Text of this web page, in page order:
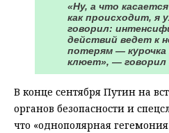
«Ну, а что
как происходит, я
говорил:
действий ведет к
потерям —
клюет», — говорил
В конце сентября Путин на
органов безопасности и
что «однополярная